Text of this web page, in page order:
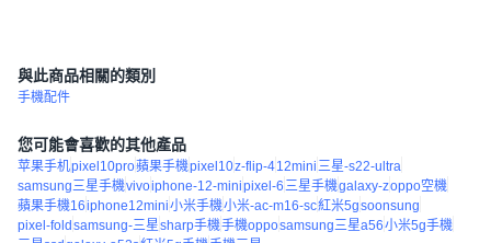
與此商品相關的類別
手機配件
您可能會喜歡的其他產品
苹果手机pixel10pro蘋果手機pixel10z-flip-412mini三星-s22-ultra
samsung三星手機vivoiphone-12-minipixel-6三星手機galaxy-zoppo空機
蘋果手機16iphone12mini小米手機小米-ac-m16-sc紅米5gsoonsung
pixel-fold samsung-三星sharp手機手機opposamsung三星a56小米5g手機